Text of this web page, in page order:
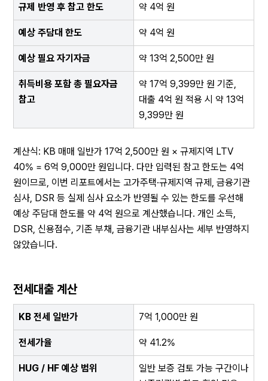
규제 반영 후 참고 한도 약 4억 원
예상 주담대 한도 약 4억 원
예상 필요 자기자금 약 13억 2,500만 원
취득비용 포함 총 필요자금
참고
약 17억 9,399만 원 기준,
대출 4억 원 적용 시 약 13억
9,399만 원
계산식: KB 매매 일반가 17억 2,500만 원 × 규제지역 LTV
40% = 6억 9,000만 원입니다. 다만 입력된 참고 한도는 4억
원이므로, 이번 리포트에서는 고가주택·규제지역 규제, 금융기관
심사, DSR 등 실제 심사 요소가 반영될 수 있는 한도를 우선해
예상 주담대 한도를 약 4억 원으로 계산했습니다. 개인 소득,
DSR, 신용점수, 기존 부채, 금융기관 내부심사는 세부 반영하지
않았습니다.
전세대출 계산
KB 전세 일반가 7억 1,000만 원
전세가율 약 41.2%
HUG / HF 예상 범위
일반 보증 검토 가능 구간이나